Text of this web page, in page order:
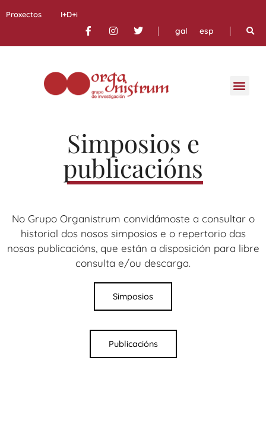
Proxectos I+D+i
| gal esp |
Simposios e
publicacións
No Grupo Organistrum convidámoste a consultar o
historial dos nosos simposios e o repertorio das
nosas publicacións, que están a disposición para libre
consulta e/ou descarga.
Simposios
Publicacións